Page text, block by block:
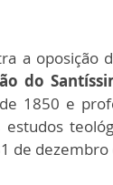
a oposição
do
1850 e
de dezembro